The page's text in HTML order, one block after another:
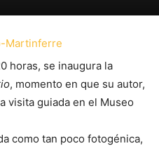
horas, se inaugura la
, momento en que su autor,
visita guiada en el Museo
como tan poco fotogénica,